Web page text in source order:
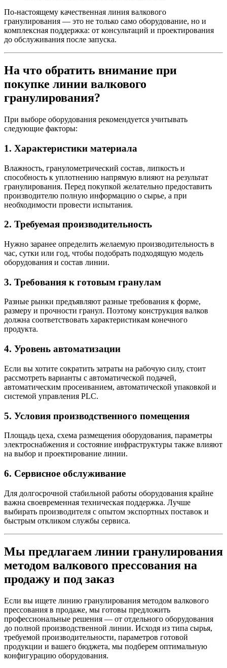
По-настоящему качественная линия валкового
гранулирования — это не только само оборудование, но и
комплексная поддержка: от консультаций и проектирования
до обслуживания после запуска.
На что обратить внимание при
покупке линии валкового
гранулирования?
При выборе оборудования рекомендуется учитывать
следующие факторы:
1. Характеристики материала
Влажность, гранулометрический состав, липкость и
способность к уплотнению напрямую влияют на результат
гранулирования. Перед покупкой желательно предоставить
производителю полную информацию о сырье, а при
необходимости провести испытания.
2. Требуемая производительность
Нужно заранее определить желаемую производительность в
час, сутки или год, чтобы подобрать подходящую модель
оборудования и состав линии.
3. Требования к готовым гранулам
Разные рынки предъявляют разные требования к форме,
размеру и прочности гранул. Поэтому конструкция валков
должна соответствовать характеристикам конечного
продукта.
4. Уровень автоматизации
Если вы хотите сократить затраты на рабочую силу, стоит
рассмотреть варианты с автоматической подачей,
автоматическим просеиванием, автоматической упаковкой и
системой управления PLC.
5. Условия производственного помещения
Площадь цеха, схема размещения оборудования, параметры
электроснабжения и состояние инфраструктуры также влияют
на выбор и проектирование линии.
6. Сервисное обслуживание
Для долгосрочной стабильной работы оборудования крайне
важна своевременная техническая поддержка. Лучше
выбирать производителя с опытом экспортных поставок и
быстрым откликом службы сервиса.
Мы предлагаем линии гранулирования
методом валкового прессования на
продажу и под заказ
Если вы ищете линию гранулирования методом валкового
прессования в продаже, мы готовы предложить
профессиональные решения — от отдельного оборудования
до полной производственной линии. Исходя из типа сырья,
требуемой производительности, параметров готовой
продукции и вашего бюджета, мы подберем оптимальную
конфигурацию оборудования.